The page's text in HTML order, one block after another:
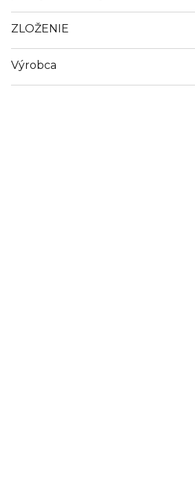
ZLOŽENIE
Výrobca